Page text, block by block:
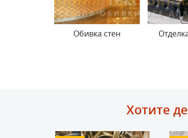
Обивка стен
Хотите